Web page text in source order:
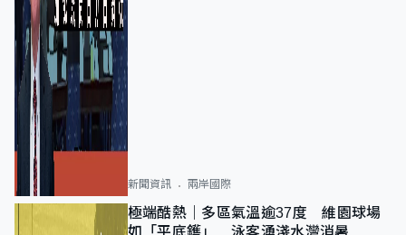
新聞資訊 兩岸國際
極端酷熱｜多區氣溫逾37度 維園球場
如「平底鑊」 泳客湧淺水灣消暑